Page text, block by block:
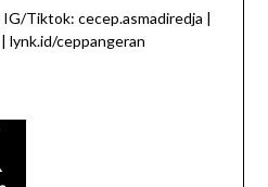
Tiktok: cecep.asmadiredja |
lynk.id/ceppangeran